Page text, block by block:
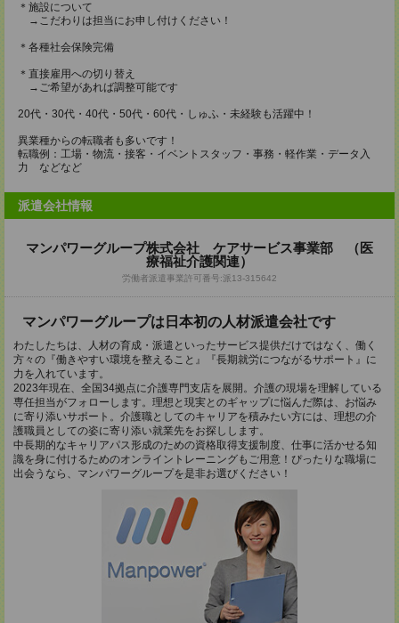
＊施設について
→こだわりは担当にお申し付けください！
＊各種社会保険完備
＊直接雇用への切り替え
→ご希望があれば調整可能です
20代・30代・40代・50代・60代・しゅふ・未経験も活躍中！
異業種からの転職者も多いです！
転職例：工場・物流・接客・イベントスタッフ・事務・軽作業・データ入
力 などなど
派遣会社情報
マンパワーグループ株式会社 ケアサービス事業部 （医
療福祉介護関連）
労働者派遣事業許可番号:派13-315642
マンパワーグループは日本初の人材派遣会社です
わたしたちは、人材の育成・派遣といったサービス提供だけではなく、働く
方々の『働きやすい環境を整えること』『長期就労につながるサポート』に
力を入れています。
2023年現在、全国34拠点に介護専門支店を展開。介護の現場を理解している
専任担当がフォローします。理想と現実とのギャップに悩んだ際は、お悩み
に寄り添いサポート。介護職としてのキャリアを積みたい方には、理想の介
護職員としての姿に寄り添い就業先をお探しします。
中長期的なキャリアパス形成のための資格取得支援制度、仕事に活かせる知
識を身に付けるためのオンライントレーニングもご用意！ぴったりな職場に
出会うなら、マンパワーグループを是非お選びください！